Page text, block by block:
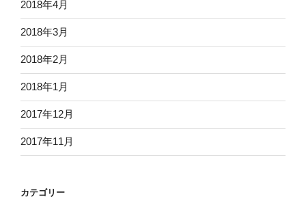
2018年4月
2018年3月
2018年2月
2018年1月
2017年12月
2017年11月
カテゴリー